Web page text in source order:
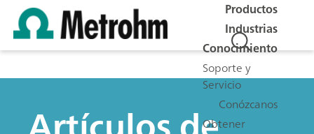
Productos
Industrias
Conocimiento
Soporte y
Servicio
Conózcanos
Obtener